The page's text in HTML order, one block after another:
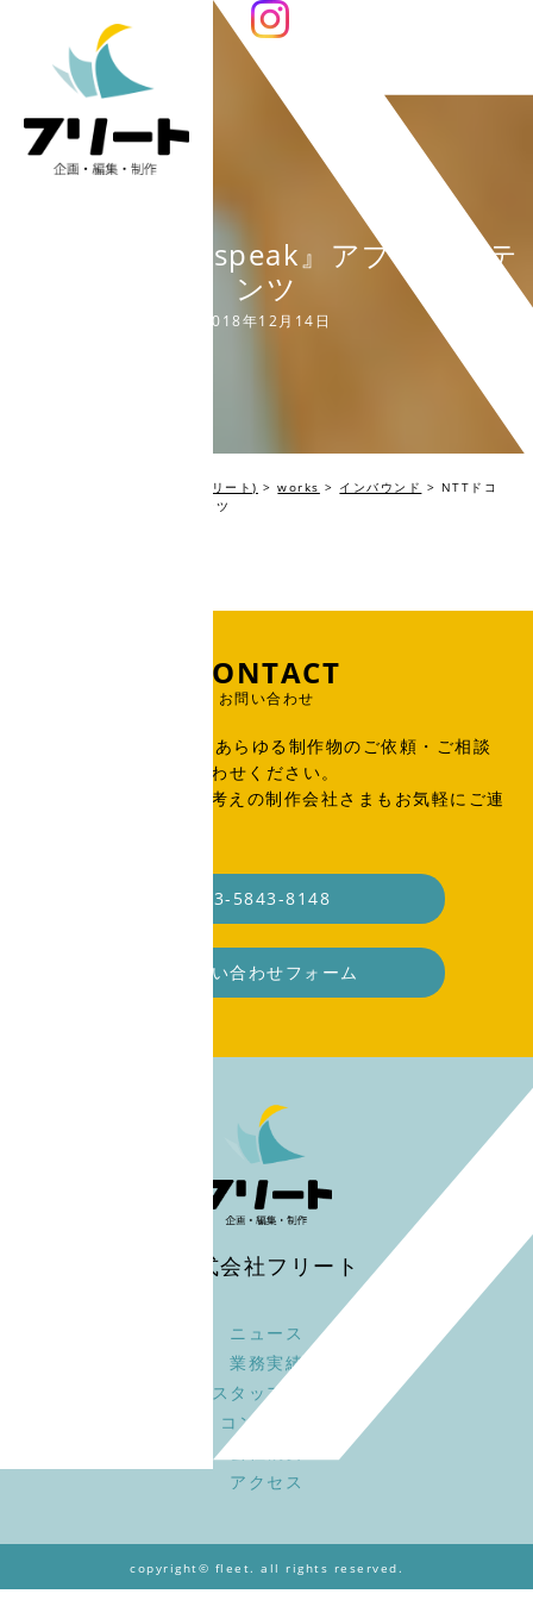
NTTドコモ 『Jspeak』アプリコンテ
ンツ
2018年12月14日
編集プロダクション Fleet(フリート) >works > インバウンド > NTTドコ
モ 『Jspeak』アプリコンテンツ
CONTACT
お問い合わせ
出版物、広告、WEB、あらゆる制作物のご依頼・ご相談
はこちらからお問い合わせください。
SOHO・業務委託をお考えの制作会社さまもお気軽にご連
03-5843-8148
お問い合わせフォーム
株式会社フリート
ニュース
業務実績
スタッフ募集
コンセプト
アクセス
copyright© fleet. all rights reserved.